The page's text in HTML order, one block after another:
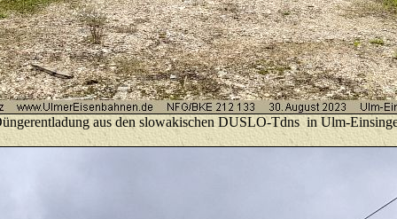
aus den slowakischen DUSLO-Tdns in Ulm-